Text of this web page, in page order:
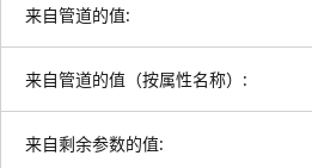
来自管道的值:
来自管道的值（按属性名称）:
来自剩余参数的值: